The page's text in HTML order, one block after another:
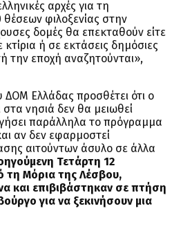
αρχές για τη
θέσεων φιλοξενίας στην
δομές θα επεκταθούν είτε
ή σε εκτάσεις δημόσιες
την εποχή αναζητούνται»,
Ελλάδας προσθέτει ότι ο
νησιά δεν θα μειωθεί
παράλληλα το πρόγραμμα
αν δεν εφαρμοστεί
αιτούντων άσυλο σε άλλα
Τετάρτη 12
τη Μόρια της Λέσβου,
και επιβιβάστηκαν σε πτήση
για να ξεκινήσουν μια